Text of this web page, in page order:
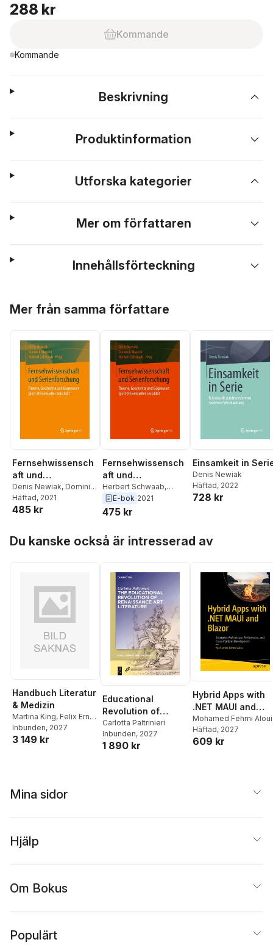
288 kr
Kommande
Kommande
Beskrivning
Produktinformation
Utforska kategorier
Mer om författaren
Innehållsförteckning
Mer från samma författare
Fernsehwissensch
aft und
Serienforschung
Denis Newiak, Dominik
Maeder ,Herbert
Schwaab
Häftad, 2021
485 kr
Fernsehwissensch
aft und
Serienforschung
Herbert Schwaab,
Dominik Maeder
Newiak
E-bok 2021
475 kr
Einsamkeit in
Denis Newiak
Häftad, 2022
728 kr
Du kanske också är intresserad av
Handbuch Literatur
& Medizin
Martina King, Felix Ernst
Rietmann
Inbunden, 2027
3 149 kr
Educational
Revolution of
Renaissance Art
Literature
Carlotta Paltrinieri
Inbunden, 2027
1 890 kr
Hybrid Apps with
.NET MAUI and
Blazor
Mohamed Fehmi Aloui
Häftad, 2027
609 kr
Mina sidor
Hjälp
Om Bokus
Populärt